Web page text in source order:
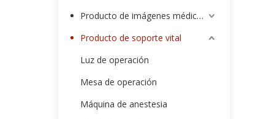
Producto de imágenes médicas
Producto de soporte vital
Luz de operación
Mesa de operación
Máquina de anestesia